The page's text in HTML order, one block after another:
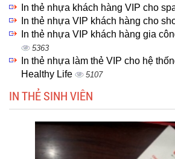
In thẻ nhựa khách hàng VIP cho
In thẻ nhựa VIP khách hàng cho
In thẻ nhựa VIP khách hàng gia
5363
In thẻ nhựa làm thẻ VIP cho hệ
Healthy Life
5107
IN THẺ SINH VIÊN